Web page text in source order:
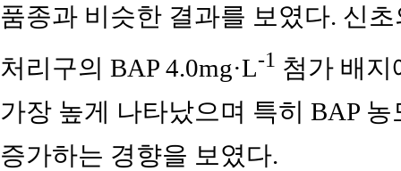
품종과 비슷한 결과를 보였다. 신
처리구의 BAP 4.0mg·L-1 첨가 배지
가장 높게 나타났으며 특히 BAP
증가하는 경향을 보였다.